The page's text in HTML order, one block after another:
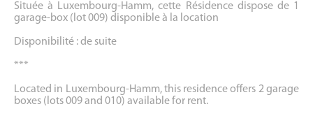
Située à Luxembourg-Hamm, cette Résidence dispose de 1
garage-box (lot 009) disponible à la location
Disponibilité : de suite
***
Located in Luxembourg-Hamm, this residence offers 2 garage
boxes (lots 009 and 010) available for rent.